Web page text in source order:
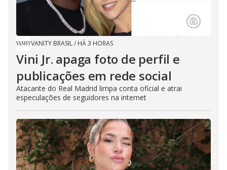
VANITY BRASIL/ HÁ 3 HORAS
Vini Jr. apaga foto de perfil e
publicações em rede social
Atacante do Real Madrid limpa conta oficial e atrai
especulações de seguidores na internet